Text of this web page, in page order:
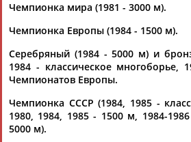
Нужные и не нужные "пятёрка" и
...9 мин. Этого добилась Карин Кессов
(Проект:Информационное агентство
18.02.2021
Чемпионка мира (1981 - 3000 м).
Чемпионка Европы (1984 - 1500 м).
Серебряный (1984 - 5000 м) и
1984 - классическое многоборье,
Чемпионатов Европы.
Чемпионка СССР (1984, 1985 -
1980, 1984, 1985 - 1500 м, 1984-
5000 м).